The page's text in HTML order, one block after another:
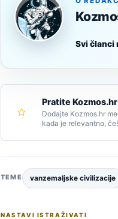
Svi članci
Pratite
Dodajte Kozmos.hr
kada je relevantno,
TEME vanzemaljske civilizacije
NASTAVI ISTRAŽIVATI